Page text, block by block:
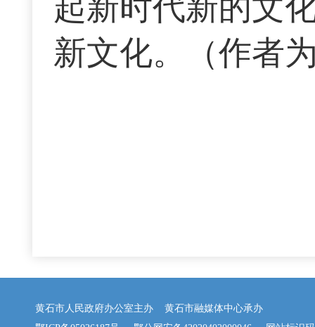
起新时代新的文
新文化。（作者
黄石市人民政府办公室主办 黄石市融媒体中心承办